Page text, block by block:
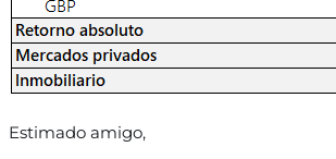
Estimado amigo,